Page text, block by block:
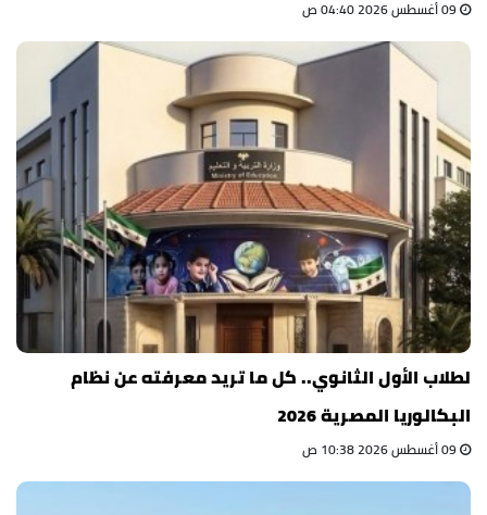
لطلاب الأول الثانوي.. كل ما تريد معرفته عن نظام
البكالوريا المصرية 2026